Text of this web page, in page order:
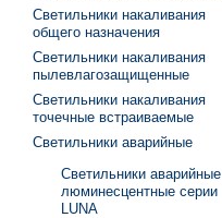
Светильники накаливания
общего назначения
Светильники накаливания
пылевлагозащищенные
Светильники накаливания
точечные встраиваемые
Светильники аварийные
Светильники аварийные
люминесцентные серии
LUNA